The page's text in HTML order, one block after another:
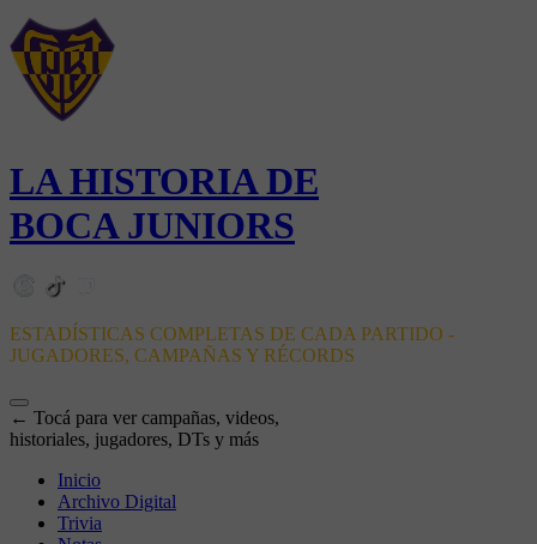
LA HISTORIA DE
BOCA JUNIORS
ESTADÍSTICAS COMPLETAS DE CADA PARTIDO -
JUGADORES, CAMPAÑAS Y RÉCORDS
← Tocá para ver campañas, videos,
historiales, jugadores, DTs y más
Inicio
Archivo Digital
Trivia